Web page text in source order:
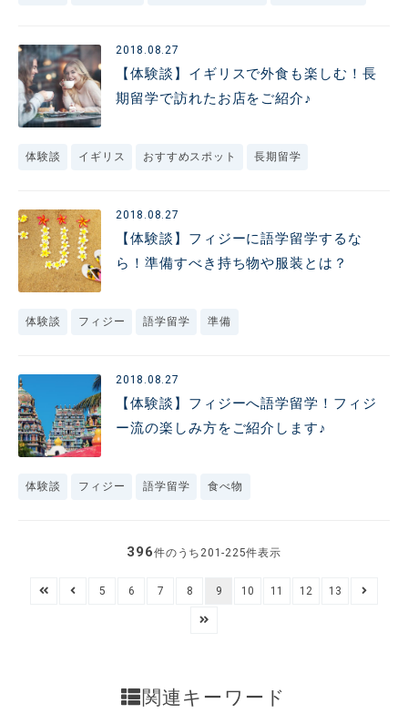
2018.08.27
【体験談】イギリスで外食も楽しむ！長
期留学で訪れたお店をご紹介♪
体験談 イギリス おすすめスポット 長期留学
2018.08.27
【体験談】フィジーに語学留学するな
ら！準備すべき持ち物や服装とは？
体験談 フィジー 語学留学 準備
2018.08.27
【体験談】フィジーへ語学留学！フィジ
ー流の楽しみ方をご紹介します♪
体験談 フィジー 語学留学 食べ物
396件のうち201-225件表示
5 6 7 8 9 10 11 12 13
関連キーワード